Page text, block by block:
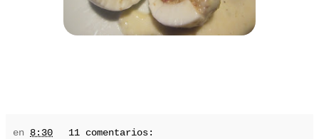
en 8:30 11 comentarios: